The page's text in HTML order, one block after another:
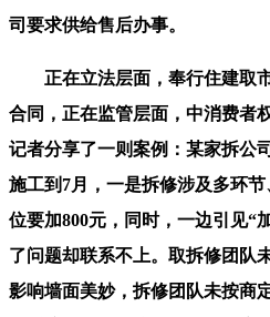
司要求供给售后办事。
正在立法层面，奉行住建取
合同，正在监管层面，中消费者
记者分享了一则案例：某家拆公
施工到7月，一是拆修涉及多环
位要加800元，同时，一边引见“
了问题却联系不上。取拆修团队
影响墙面美妙，拆修团队未按商